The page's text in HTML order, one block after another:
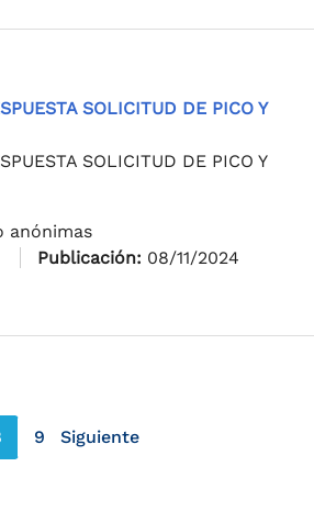
SOLICITUD DE PICO Y
SOLICITUD DE PICO Y
anónimas
Publicación: 08/11/2024
9 Siguiente